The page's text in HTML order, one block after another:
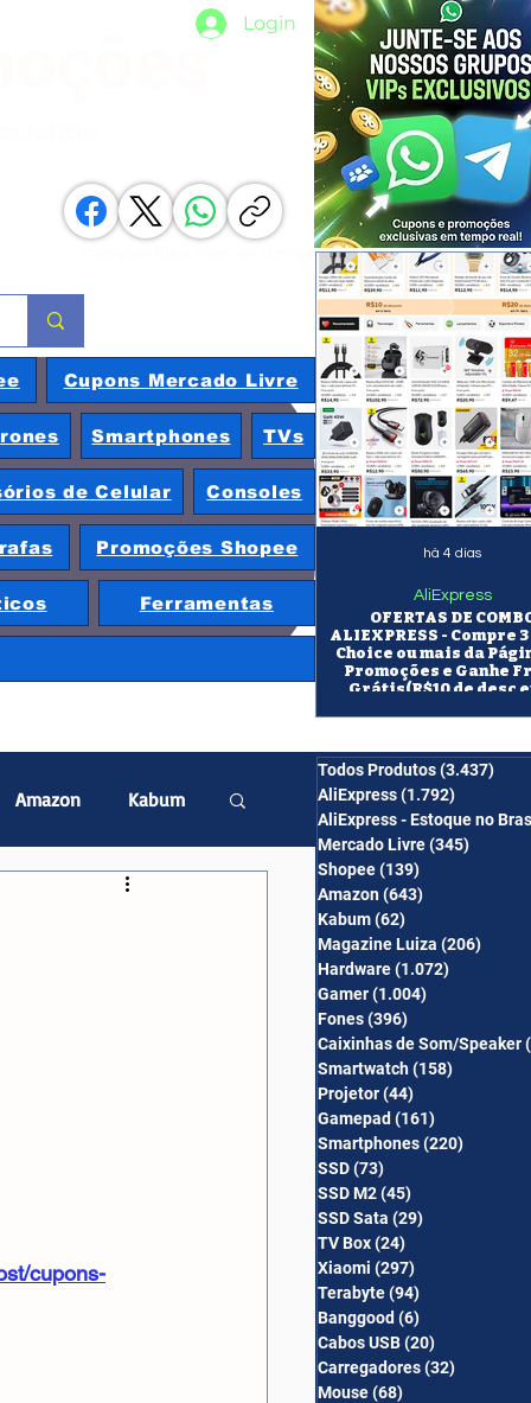
Login
Compartilhe com os amigos
Cupons Mercado Livre
Smartphones TVs
de Celular Consoles
Promoções Shopee
Ferramentas
OFERTAS DE
ALIEXPRESS - Compre
Choice ou mais da
Promoções e Ganhe
Grátis(R$10 de desc
AliExpress
há 4 dias
Amazon Kabum
Projetor
cupons-
Todos Produtos(3.437)
AliExpress(1.792)
AliExpress - Estoque no
Mercado Livre(345)
Shopee(139)
Amazon(643)
Kabum(62)
Magazine Luiza (206)
Hardware(1.072)
Gamer(1.004)
Fones(396)
Caixinhas de Som/Speaker
Smartwatch(158)
Projetor(44)
Gamepad (161)
Smartphones(220)
SSD(73)
SSD M2(45)
SSD Sata (29)
TV Box(24)
Xiaomi (297)
Terabyte(94)
Banggood (6)
Cabos USB(20)
Carregadores(32)
Mouse(68)